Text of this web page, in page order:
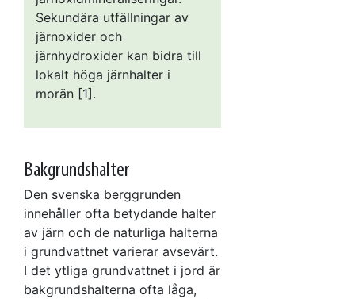
Sekundära utfällningar av
järnoxider och
järnhydroxider kan bidra till
lokalt höga järnhalter i
morän [1].
Bakgrundshalter
Den svenska berggrunden
innehåller ofta betydande halter
av järn och de naturliga halterna
i grundvattnet varierar avsevärt.
I det ytliga grundvattnet i jord är
bakgrundshalterna ofta låga,